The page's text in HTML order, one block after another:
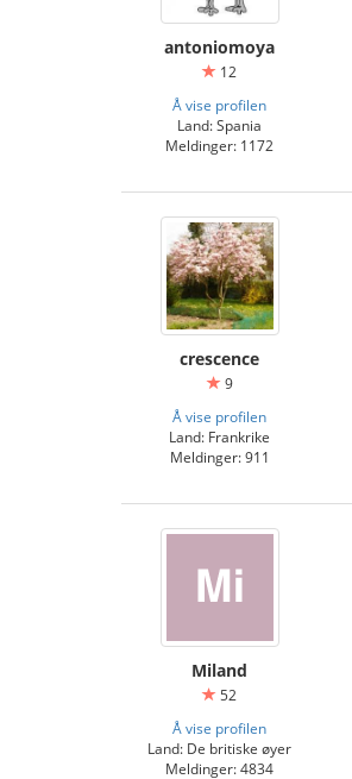
antoniomoya
12
Å vise profilen
Land: Spania
Meldinger: 1172
crescence
9
Å vise profilen
Land: Frankrike
Meldinger: 911
Miland
52
Å vise profilen
Land: De britiske øyer
Meldinger: 4834